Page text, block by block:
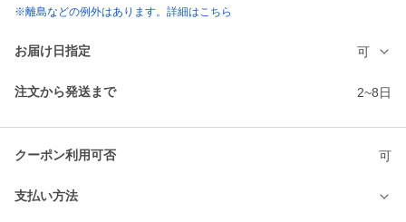
※離島などの例外はあります。詳細はこちら
お届け日指定 可
注文から発送まで 2~8日
クーポン利用可否 可
支払い方法